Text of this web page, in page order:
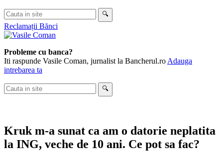
Cauta
in
site
🔍
Reclamații Bănci
Probleme cu banca?
Iti raspunde Vasile Coman, jurnalist la Bancherul.ro Adauga
intrebarea ta
Cauta
in
🔍
Kruk m-a sunat ca am o datorie neplatita
la ING, veche de 10 ani. Ce pot sa fac?